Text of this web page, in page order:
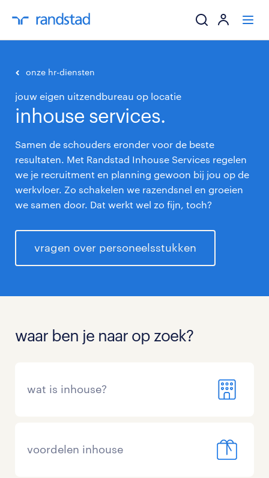
werkgevers
over randstad
onze hr-diensten
jouw eigen uitzendbureau op locatie
inhouse services.
Samen de schouders eronder voor de beste
resultaten. Met Randstad Inhouse Services regelen
we je recruitment en planning gewoon bij jou op de
werkvloer. Zo schakelen we razendsnel en groeien
we samen door. Dat werkt wel zo fijn, toch?
vragen over personeelsstukken
waar ben je naar op zoek?
wat is inhouse?
voordelen inhouse